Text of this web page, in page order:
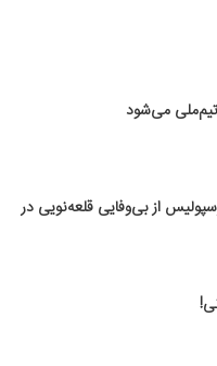
می‌شود
از بی‌وفایی قلعه‌نویی در